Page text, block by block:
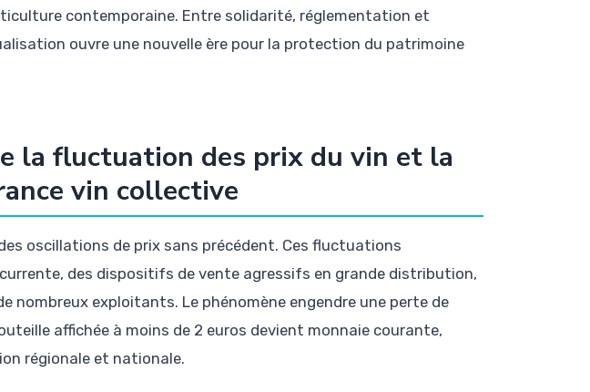
contemporaine. Entre solidarité, réglementation et
ouvre une nouvelle ère pour la protection du patrimoine
la fluctuation des prix du vin et la
vin collective
oscillations de prix sans précédent. Ces fluctuations
des dispositifs de vente agressifs en grande distribution,
nombreux exploitants. Le phénomène engendre une perte de
affichée à moins de 2 euros devient monnaie courante,
régionale et nationale.